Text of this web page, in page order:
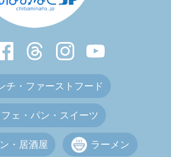
チ・ファーストフード
フェ・パン・スイーツ
・居酒屋 ラーメン